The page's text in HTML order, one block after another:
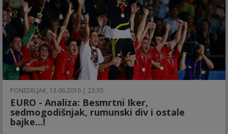
PONEDELJAK, 13.06.2016 | 23:30
EURO - Analiza: Besmrtni Iker,
sedmogodišnjak, rumunski div i ostale
bajke...!